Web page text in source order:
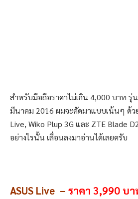
สำหรับมือถือราคาไม่เกิน 4,000 บาท รุ่
มีนาคม 2016 ผมจะคัดมาแบบเน้นๆ ด้ว
Live, Wiko Plup 3G และ ZTE Blade
อย่างไรนั้น เลื่อนลงมาอ่านได้เลยครับ
ASUS Live – ราคา 3,990 บา